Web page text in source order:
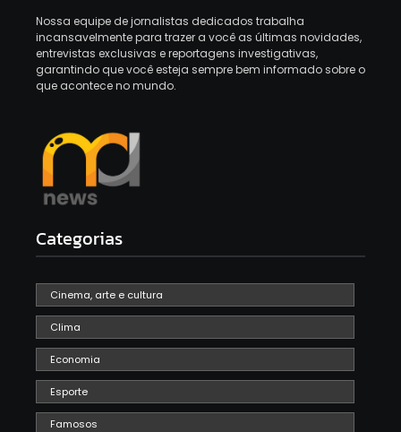
Nossa equipe de jornalistas dedicados trabalha
incansavelmente para trazer a você as últimas novidades,
entrevistas exclusivas e reportagens investigativas,
garantindo que você esteja sempre bem informado sobre o
que acontece no mundo.
Categorias
Cinema, arte e cultura
Clima
Economia
Esporte
Famosos